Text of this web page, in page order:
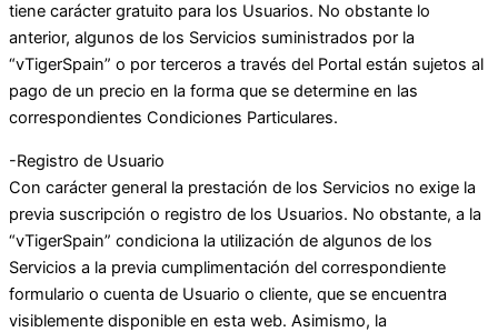
tiene carácter gratuito para los Usuarios. No obstante lo
anterior, algunos de los Servicios suministrados por la
“vTigerSpain” o por terceros a través del Portal están sujetos al
pago de un precio en la forma que se determine en las
correspondientes Condiciones Particulares.
-Registro de Usuario
Con carácter general la prestación de los Servicios no exige la
previa suscripción o registro de los Usuarios. No obstante, a la
“vTigerSpain” condiciona la utilización de algunos de los
Servicios a la previa cumplimentación del correspondiente
formulario o cuenta de Usuario o cliente, que se encuentra
visiblemente disponible en esta web. Asimismo, la